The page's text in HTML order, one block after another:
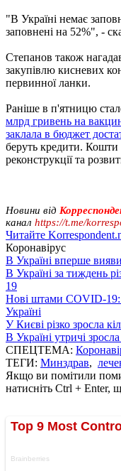
"В Україні немає
заповнені на 52%", -
Степанов також
закупівлю кисневих
первинної ланки.
Раніше в п'ятницю
млрд гривень на
заклала в бюджет
беруть кредити.
реконструкції та
Новини від
канал https://t.me/
Читайте
Коронавірус
В Україні вперше
В Україні за тиждень
19
Нові штами COVID-19:
Україні
У Києві різко зросла
В Україні утричі
СПЕЦТЕМА:
ТЕГИ: Минздрав,
Якщо ви помітили
натисніть Ctrl + Enter,